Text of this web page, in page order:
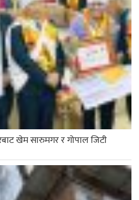
खेम सारुमगर र गोपाल जिटी